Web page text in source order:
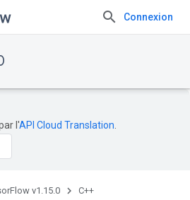
Connexion
l'API Cloud Translation
v1.15.0 C++